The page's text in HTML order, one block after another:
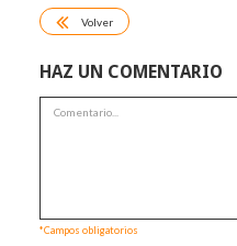
Volver
HAZ UN COMENTARIO
*Campos obligatorios